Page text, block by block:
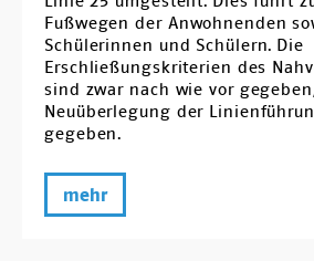
Fußwegen der Anwohnenden
Schülerinnen und Schülern. Die
Erschließungskriterien des
sind zwar nach wie vor
Neuüberlegung der
gegeben.
mehr